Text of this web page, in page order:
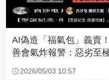
AI偽造「福氣包」義賣
善會氣炸報警：惡劣至
2026/05/03 10:57